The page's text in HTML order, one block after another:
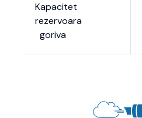
Kapacitet
rezervoara
goriva